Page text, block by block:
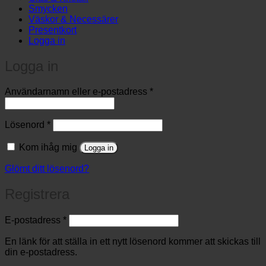
Smycken
Väskor & Necessärer
Presentkort
Logga in
Användarnamn eller e-postadress *Obligatoriskt
Lösenord *Obligatoriskt
Kom ihåg mig Logga in
Glömt ditt lösenord?
E-postadress *Obligatoriskt
En länk för att ställa in ett nytt lösenord kommer att skickas till
din e-postadress.